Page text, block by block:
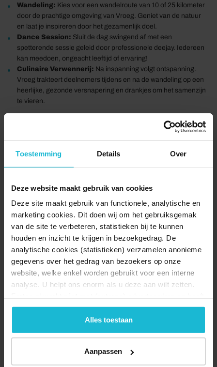
Toestemming Details Over
Deze website maakt gebruik van cookies
Deze site maakt gebruik van functionele, analytische en
marketing cookies. Dit doen wij om het gebruiksgemak
van de site te verbeteren, statistieken bij te kunnen
houden en inzicht te krijgen in bezoekgedrag. De
analytische cookies (statistieken) verzamelen anonieme
gegevens over het gedrag van bezoekers op onze
website, welke enkel worden gebruikt voor een interne
analyse. U helpt ons enorm als u deze aan wilt zetten.
geen commerciële doelstelling. U kunt deze cookies via
de knoppen accepteren, beheren of weigeren.
Alles toestaan
Aanpassen
Wandeling: Kies voor een wandelroute van 10 of 25 kilometer
door de prachtige omgeving van Vroeg. Geniet van de natuur
en laat je inspireren door het gezamenlijk doel.
Dance Session: Sluit de dag swingend af met een
spetterende sessie geleid door professionele deejay. Iedereen
kan meedoen, ongeacht leeftijd of ervaring!
Culinaire Verwennerij: Na inspanning volgt ontspanning.
Vroeg trakteert deelnemers tijdens en na de wandeling op een
heerlijke, gezonde versnapering en drankjes om het samenzijn
te vieren.